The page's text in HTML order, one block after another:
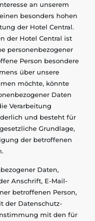
an unserem
besonders hohen
der Hotel Central.
der Hotel Central ist
personenbezogener
Person besondere
über unsere
möchte, könnte
Daten
Verarbeitung
und besteht für
Grundlage,
der betroffenen
Daten,
Anschrift, E-Mail-
betroffenen Person,
der Datenschutz-
mit den für